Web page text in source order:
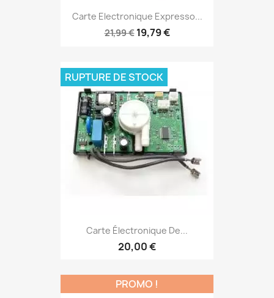
Carte Electronique Expresso...
21,99 € 19,79 €
Carte Électronique De...
20,00 €
RUPTURE DE STOCK
PROMO !